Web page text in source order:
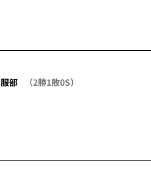
服部 （2勝1敗0S）